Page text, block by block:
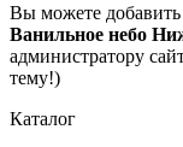
Вы можете
Ванильное небо
администратору
тему!)
Каталог